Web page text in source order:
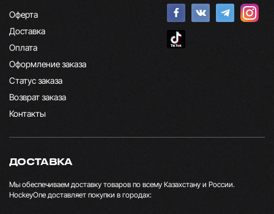
Оферта
Доставка
Оплата
Оформление заказа
Статус заказа
Возврат заказа
Контакты
ДОСТАВКА
Мы обеспечиваем доставку товаров по всему Казахстану и России.
HockeyOne доставляет покупки в городах: